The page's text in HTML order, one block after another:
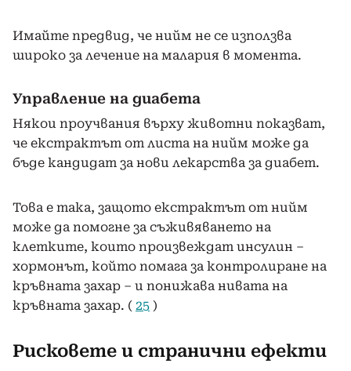
Имайте предвид, че нийм не се използва
широко за лечение на малария в момента.
Управление на диабета
Някои проучвания върху животни показват,
че екстрактът от листа на нийм може да
бъде кандидат за нови лекарства за диабет.
Това е така, защото екстрактът от нийм
може да помогне за съживяването на
клетките, които произвеждат инсулин –
хормонът, който помага за контролиране на
кръвната захар – и понижава нивата на
кръвната захар. ( 25 )
Рисковете и странични ефекти